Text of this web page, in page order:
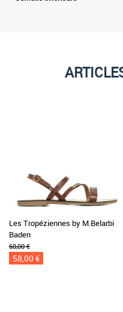
Les Tropéziennes by M.Belarbi
Baden
60,00 €
58,00 €